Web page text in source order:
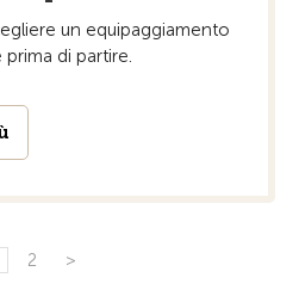
un equipaggiamento
di partire.
2 >